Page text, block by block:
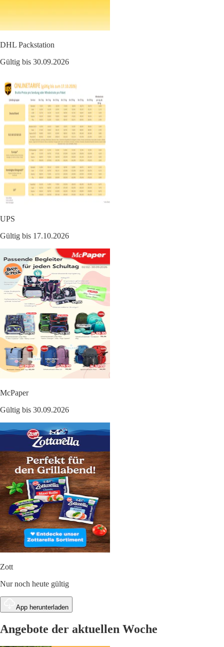
DHL Packstation
Gültig bis 30.09.2026
UPS
Gültig bis 17.10.2026
McPaper
Gültig bis 30.09.2026
Zott
Nur noch heute gültig
App herunterladen
Angebote der aktuellen Woche